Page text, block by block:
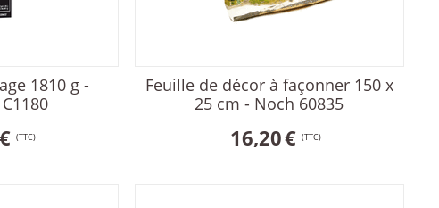
1810 g -
€ (TTC)
Feuille de décor à façonner 150 x
25 cm - Noch 60835
16,20€ (TTC)